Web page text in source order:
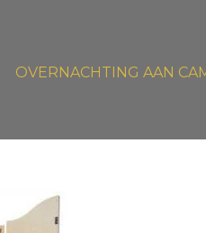
OVERNACHTING AAN